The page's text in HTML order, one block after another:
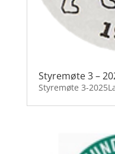
Styremøte 3 –
Styremøte 3-